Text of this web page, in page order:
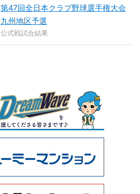
第47回全日本クラブ野球選手権大会
九州地区予選
公式戦試合結果